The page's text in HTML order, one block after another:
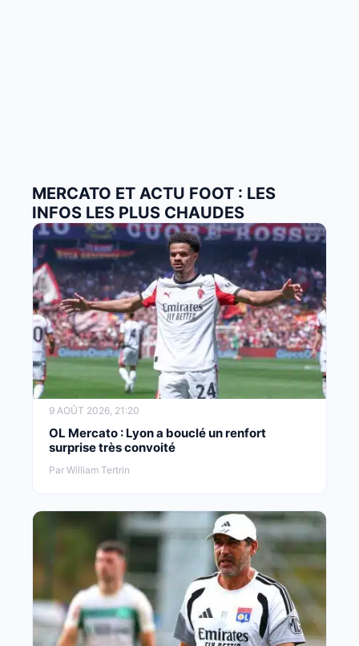
MERCATO ET ACTU FOOT : LES
INFOS LES PLUS CHAUDES
9 AOÛT 2026, 21:20
OL Mercato : Lyon a bouclé un renfort
surprise très convoité
Par William Tertrin